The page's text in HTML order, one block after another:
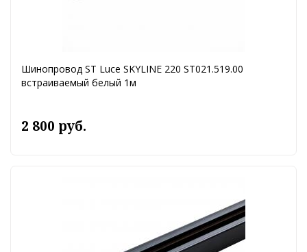
Шинопровод ST Luce SKYLINE 220 ST021.519.00
встраиваемый белый 1м
2 800 руб.